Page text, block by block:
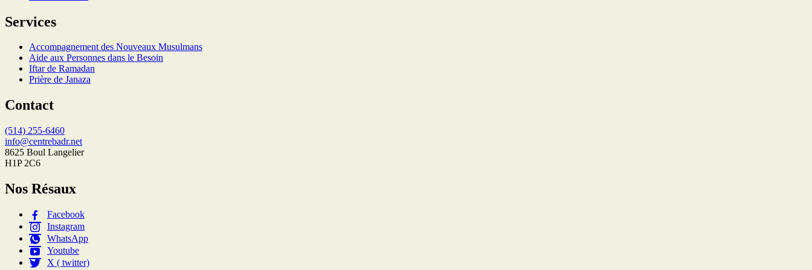
Services
Accompagnement des Nouveaux Musulmans
Aide aux Personnes dans le Besoin
Iftar de Ramadan
Prière de Janaza
Contact
(514) 255-6460
info@centrebadr.net
8625 Boul Langelier
H1P 2C6
Nos Résaux
Facebook
Instagram
WhatsApp
Youtube
X ( twitter)